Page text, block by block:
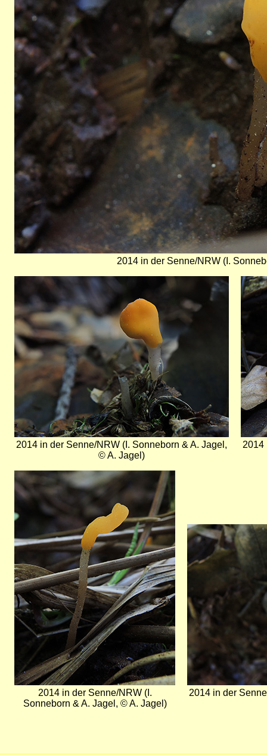
2014 in der Senne/NRW (I.
2014 in der Senne/NRW (I. Sonneborn & A. Jagel,
© A. Jagel)
Bild
2014
Bild
2014 in der Senne/NRW (I.
Sonneborn & A. Jagel, © A. Jagel)
Bild
2014 in der